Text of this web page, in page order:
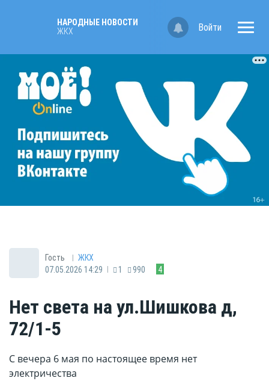
НАРОДНЫЕ НОВОСТИ
ЖКХ
Войти
Гость | ЖКХ
07.05.2026 14:29 | 1 990 4
Нет света на ул.Шишкова д,
72/1-5
С вечера 6 мая по настоящее время нет
электричества